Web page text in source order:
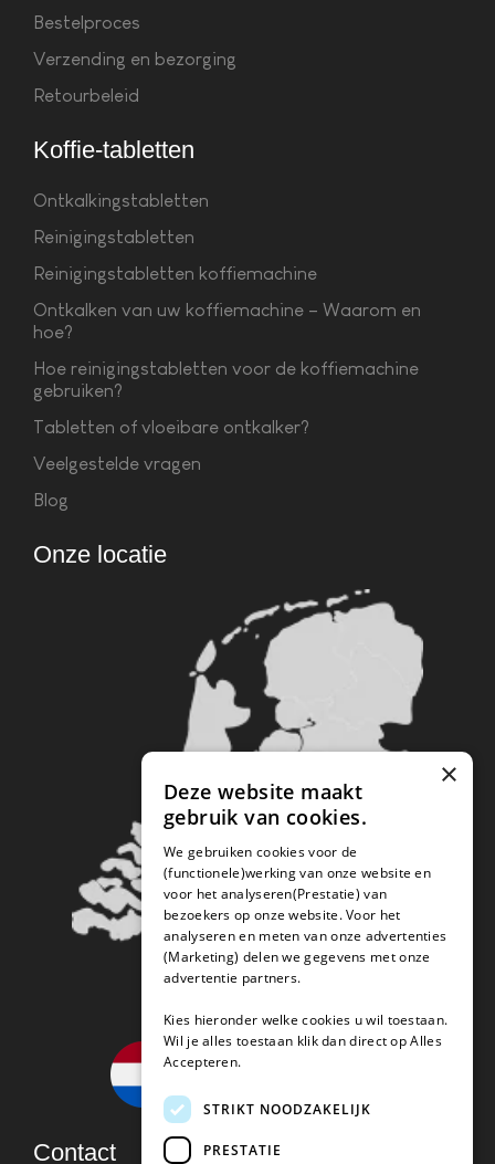
Bestelproces
Verzending en bezorging
Retourbeleid
Koffie-tabletten
Ontkalkingstabletten
Reinigingstabletten
Reinigingstabletten koffiemachine
Ontkalken van uw koffiemachine – Waarom en
hoe?
Hoe reinigingstabletten voor de koffiemachine
gebruiken?
Tabletten of vloeibare ontkalker?
Veelgestelde vragen
Blog
Onze locatie
Contact
×
Deze website maakt
gebruik van cookies.
We gebruiken cookies voor de
(functionele)werking van onze website en
voor het analyseren(Prestatie) van
bezoekers op onze website. Voor het
analyseren en meten van onze advertenties
(Marketing) delen we gegevens met onze
advertentie partners.
Kies hieronder welke cookies u wil toestaan.
Wil je alles toestaan klik dan direct op Alles
Accepteren.
STRIKT NOODZAKELIJK
PRESTATIE